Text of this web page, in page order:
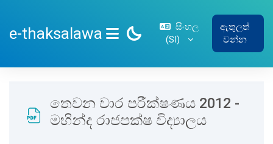
e-thaksalawa
SIDE PANEL
සිංහල
‎(SI)‎
ඇතුලත්
වන්න
තෙවන වාර පරීක්ෂණය 2012 -
මහින්ද රාජපක්ෂ විද්‍යාලය